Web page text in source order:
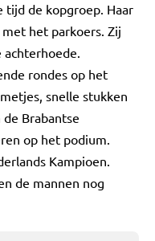
de kopgroep. Haar
het parkoers. Zij
rondes op het
snelle stukken
Brabantse
op het podium.
Kampioen.
de mannen nog